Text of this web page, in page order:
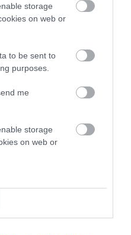
storage
on web or
to be sent to
purposes.
me
storage
on web or
Πολύ υψηλός
κειμήλια από
19ο αιώνα μέχρι
δεκαετία του 1970